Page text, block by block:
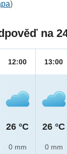
)
na
12:00
26 °C
0 mm
13:00
26 °C
0 mm